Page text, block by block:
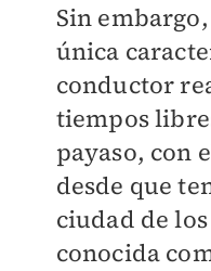
Sin
única
conductor
tiempos
payaso, con
desde que
ciudad de
conocida